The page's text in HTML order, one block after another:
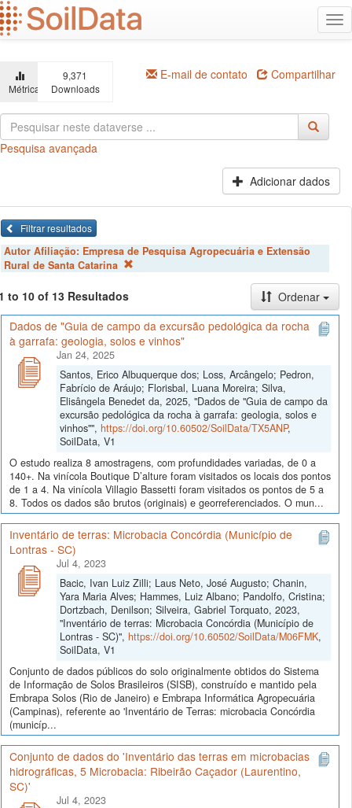
Ir
para
o
principal
Métricas
9,371
Downloads
E-mail de contato Compartilhar
Pesquisa avançada
Adicionar dados
Filtrar resultados
Autor Afiliação: Empresa de Pesquisa Agropecuária e Extensão
Rural de Santa Catarina
to 10 of 13 Resultados
Ordenar
Dados de "Guia de campo da excursão pedológica da rocha
à garrafa: geologia, solos e vinhos"
Jan 24, 2025
Santos, Erico Albuquerque dos; Loss, Arcângelo; Pedron,
Fabrício de Aráujo; Florisbal, Luana Moreira; Silva,
Elisângela Benedet da, 2025, "Dados de "Guia de campo da
excursão pedológica da rocha à garrafa: geologia, solos e
vinhos"", https://doi.org/10.60502/SoilData/TX5ANP,
SoilData, V1
O estudo realiza 8 amostragens, com profundidades variadas, de 0 a
140+. Na vinícola Boutique D’alture foram visitados os locais dos pontos
de 1 a 4. Na vinícola Villagio Bassetti foram visitados os pontos de 5 a
8. Todos os dados são brutos (originais) e georreferenciados. O mun...
Inventário de terras: Microbacia Concórdia (Município de
Lontras - SC)
Jul 4, 2023
Bacic, Ivan Luiz Zilli; Laus Neto, José Augusto; Chanin,
Yara Maria Alves; Hammes, Luiz Albano; Pandolfo, Cristina;
Dortzbach, Denilson; Silveira, Gabriel Torquato, 2023,
"Inventário de terras: Microbacia Concórdia (Município de
Lontras - SC)", https://doi.org/10.60502/SoilData/M06FMK,
SoilData, V1
Conjunto de dados públicos do solo originalmente obtidos do Sistema
de Informação de Solos Brasileiros (SISB), construído e mantido pela
Embrapa Solos (Rio de Janeiro) e Embrapa Informática Agropecuária
(Campinas), referente ao 'Inventário de Terras: microbacia Concórdia
(municíp...
Conjunto de dados do 'Inventário das terras em microbacias
hidrográficas, 5 Microbacia: Ribeirão Caçador (Laurentino,
SC)'
Jul 4, 2023